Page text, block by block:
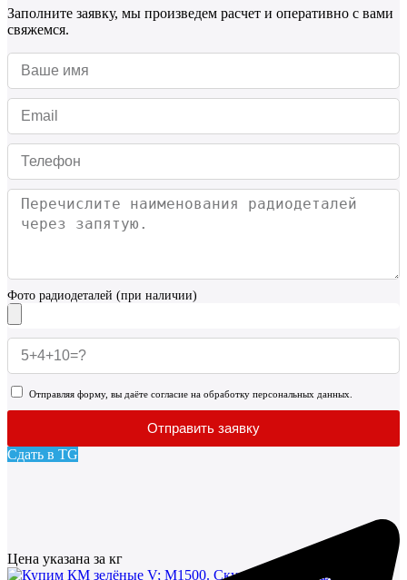
Заполните заявку, мы произведем расчет и оперативно с вами
свяжемся.
Фото радиодеталей (при наличии)
Отправляя форму, вы даёте согласие на обработку персональных данных.
Отправить заявку
Сдать в TG
Цена указана за кг